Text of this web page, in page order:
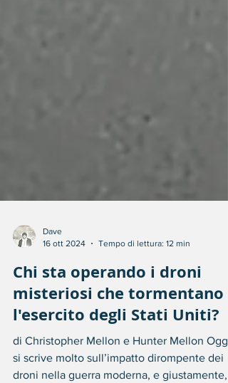
Dave
16 ott 2024
Chi sta operando i droni
misteriosi che tormentano
l'esercito degli Stati Uniti?
di Christopher Mellon e Hunter Mellon Oggi